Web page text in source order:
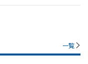
一覧